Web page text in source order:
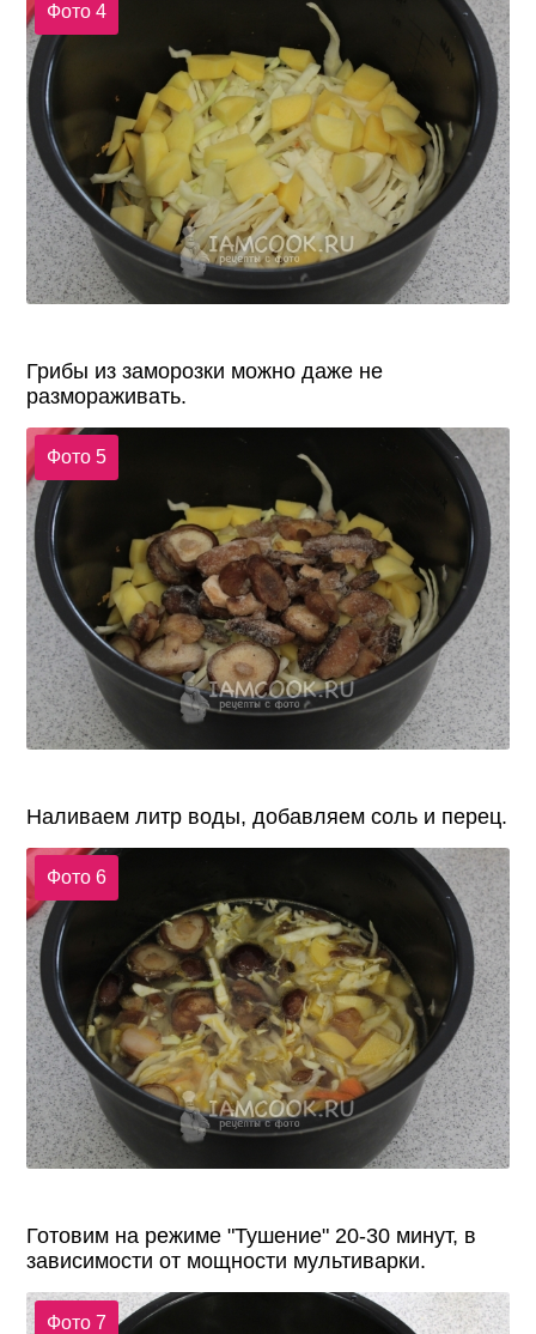
Фото 4
Грибы из заморозки можно даже не
размораживать.
Фото 5
Наливаем литр воды, добавляем соль и перец.
Фото 6
Готовим на режиме "Тушение" 20-30 минут, в
зависимости от мощности мультиварки.
Фото 7